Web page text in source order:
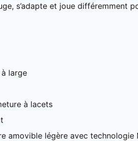
s’adapte et joue différemment
large
à lacets
amovible légère avec technologie